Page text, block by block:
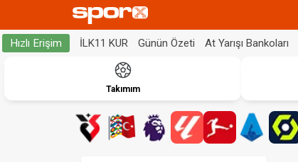
Hızlı Erişim İLK11 KUR Günün Özeti At Yarışı Bankoları
Takımım